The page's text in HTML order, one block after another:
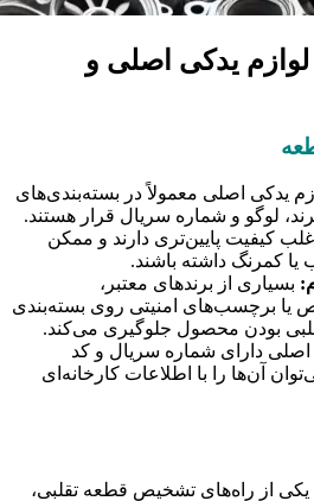
یدکی اصلی و
یدکی اصلی معمولاً در بسته‌بندی‌های
لوگو و شماره سریال قرار هستند.
کیفیت پایین‌تری دارند و ممکن
کمرنگ داشته باشند.
بسیاری از برندهای معتبر،
یا برچسب‌های امنیتی روی بسته‌بندی
بودن محصول جلوگیری می‌کند.
اصلی دارای شماره سریال و کد
آن‌ها را با اطلاعات کارخانه‌ای
یکی از راه‌های تشخیص قطعه تقلبی،